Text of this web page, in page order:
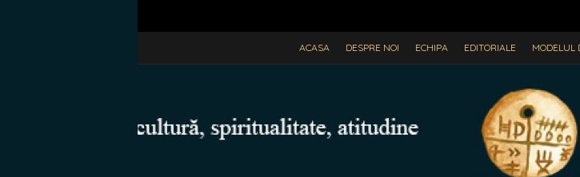
ACASA DESPRE NOI ECHIPA EDITORIALE MODELUL